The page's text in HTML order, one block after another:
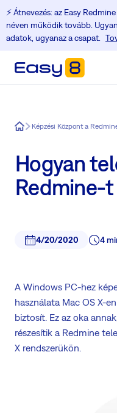
⚡️ Átnevezés: az Easy
néven működik tovább.
adatok, ugyanaz a csapat.
Easy8
Hogyan
Redmine-t
4/20/2020 4
A Windows PC-hez
használata Mac OS X-
biztosít. Ez az oka
részesítik a Redmine
X rendszerükön.